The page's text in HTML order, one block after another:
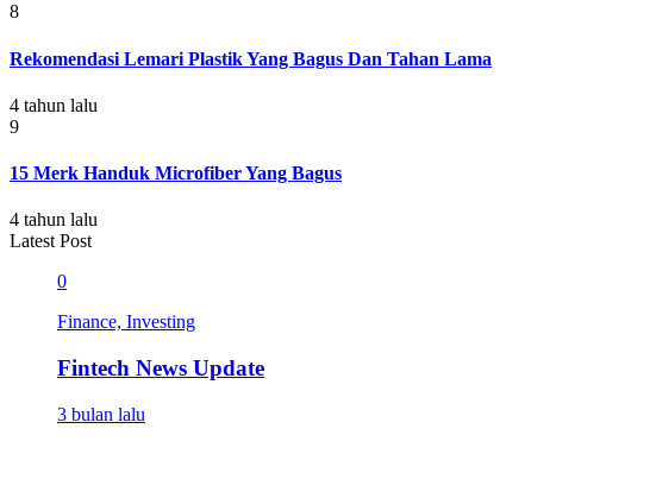
8
Rekomendasi Lemari Plastik Yang Bagus Dan Tahan Lama
4 tahun lalu
9
15 Merk Handuk Microfiber Yang Bagus
4 tahun lalu
Latest Post
0
Finance, Investing
Fintech News Update
3 bulan lalu